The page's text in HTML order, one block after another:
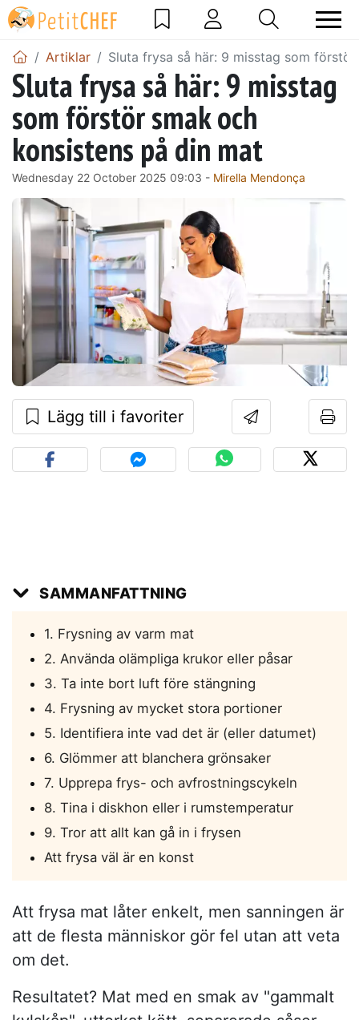
Artiklar Sluta frysa så här: 9 misstag som
Sluta frysa så här: 9 misstag
som förstör smak och
konsistens på din mat
Wednesday 22 October 2025 09:03 - Mirella Mendonça
Lägg till i favoriter
SAMMANFATTNING
1. Frysning av varm mat
2. Använda olämpliga krukor eller påsar
3. Ta inte bort luft före stängning
4. Frysning av mycket stora portioner
5. Identifiera inte vad det är (eller datumet)
6. Glömmer att blanchera grönsaker
7. Upprepa frys- och avfrostningscykeln
8. Tina i diskhon eller i rumstemperatur
9. Tror att allt kan gå in i frysen
Att frysa väl är en konst
Att frysa mat låter enkelt, men sanningen är
att de flesta människor gör fel utan att veta
om det.
Resultatet? Mat med en smak av "gammalt